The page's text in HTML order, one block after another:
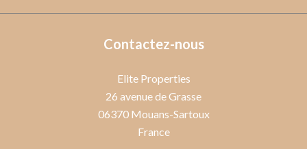
Contactez-nous
Elite Properties
26 avenue de Grasse
06370Mouans-Sartoux
France